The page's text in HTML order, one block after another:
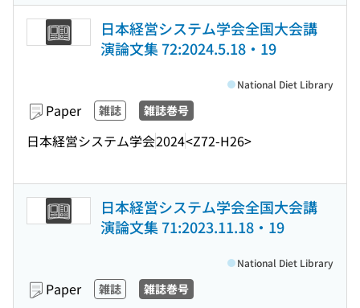
日本経営システム学会全国大会講
演論文集 72:2024.5.18・19
Paper 雑誌 雑誌巻号
日本経営システム学会2024<Z72-H26>
National Diet Library
日本経営システム学会全国大会講
演論文集 71:2023.11.18・19
Paper 雑誌 雑誌巻号
National Diet Library